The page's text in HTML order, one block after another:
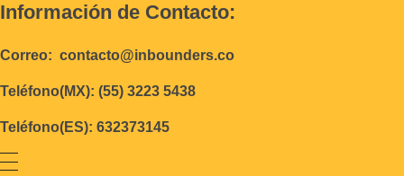
Información de Contacto:
Correo: contacto@inbounders.co
Teléfono(MX): (55) 3223 5438
Teléfono(ES): 632373145